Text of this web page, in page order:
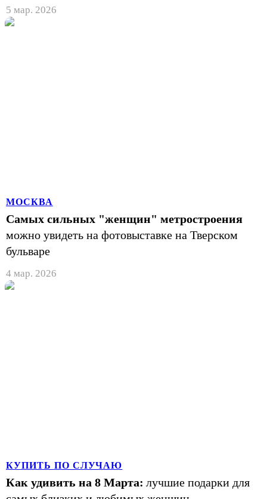
5 мар. 2026
МОСКВА
Самых сильных "женщин" метростроения
можно увидеть на фотовыставке на Тверском
бульваре
4 мар. 2026
КУПИТЬ ПО СЛУЧАЮ
Как удивить на 8 Марта: лучшие подарки для